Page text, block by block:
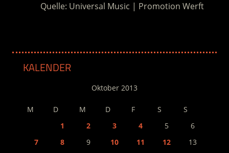
Quelle: Universal Music | Promotion Werft
KALENDER
Oktober 2013
M D M D F S
S
1
2 3 4 5
6
7
8 9 10 11 12
13